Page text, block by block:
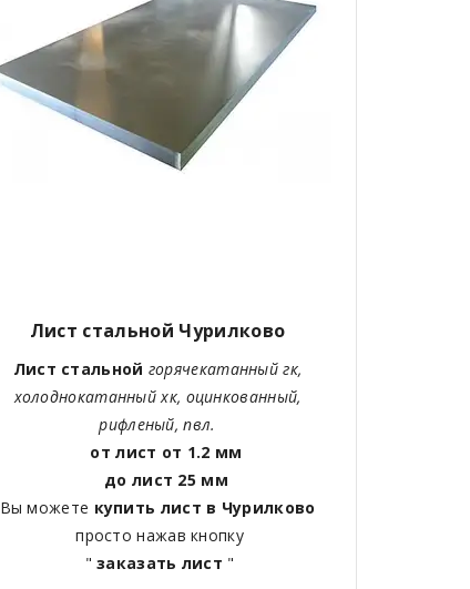
Лист стальной Чурилково
Лист стальной горячекатанный гк,
холоднокатанный хк, оцинкованный,
рифленый, пвл.
от лист от 1.2 мм
до лист 25 мм
Вы можете купить лист в Чурилково
просто нажав кнопку
"заказать лист "